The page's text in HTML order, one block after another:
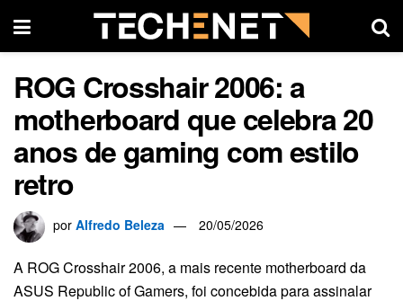
ROG Crosshair 2006: a
motherboard que celebra 20
anos de gaming com estilo
retro
por Alfredo Beleza 20/05/2026
A ROG Crosshair 2006, a mais recente motherboard da
ASUS Republic of Gamers, foi concebida para assinalar